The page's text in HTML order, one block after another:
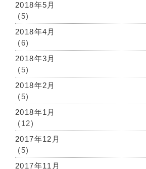
2018年5月
(5)
2018年4月
(6)
2018年3月
(5)
2018年2月
(5)
2018年1月
(12)
2017年12月
(5)
2017年11月